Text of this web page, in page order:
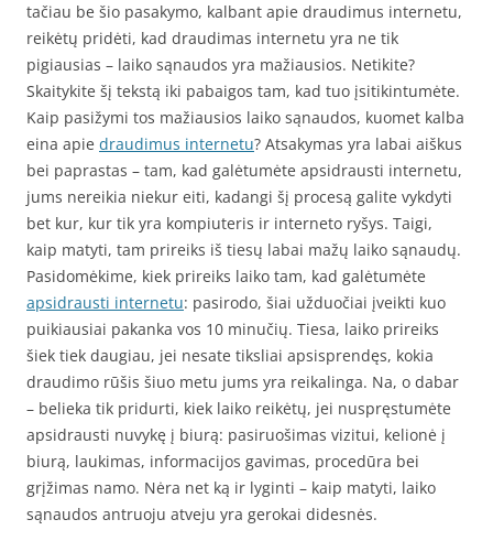
tačiau be šio pasakymo, kalbant apie draudimus internetu,
reikėtų pridėti, kad draudimas internetu yra ne tik
pigiausias – laiko sąnaudos yra mažiausios. Netikite?
Skaitykite šį tekstą iki pabaigos tam, kad tuo įsitikintumėte.
Kaip pasižymi tos mažiausios laiko sąnaudos, kuomet kalba
eina apie draudimus internetu? Atsakymas yra labai aiškus
bei paprastas – tam, kad galėtumėte apsidrausti internetu,
jums nereikia niekur eiti, kadangi šį procesą galite vykdyti
bet kur, kur tik yra kompiuteris ir interneto ryšys. Taigi,
kaip matyti, tam prireiks iš tiesų labai mažų laiko sąnaudų.
Pasidomėkime, kiek prireiks laiko tam, kad galėtumėte
apsidrausti internetu: pasirodo, šiai užduočiai įveikti kuo
puikiausiai pakanka vos 10 minučių. Tiesa, laiko prireiks
šiek tiek daugiau, jei nesate tiksliai apsisprendęs, kokia
draudimo rūšis šiuo metu jums yra reikalinga. Na, o dabar
– belieka tik pridurti, kiek laiko reikėtų, jei nuspręstumėte
apsidrausti nuvykę į biurą: pasiruošimas vizitui, kelionė į
biurą, laukimas, informacijos gavimas, procedūra bei
grįžimas namo. Nėra net ką ir lyginti – kaip matyti, laiko
sąnaudos antruoju atveju yra gerokai didesnės.